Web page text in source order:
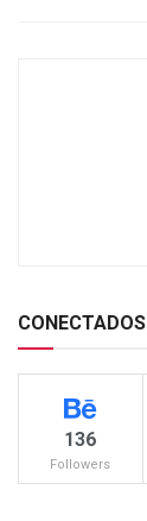
CONECTADOS
136
Followers